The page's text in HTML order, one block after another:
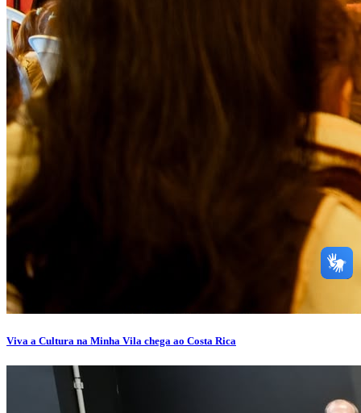
Viva a Cultura na Minha Vila chega ao Costa Rica